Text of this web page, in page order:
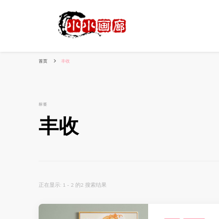
首页 丰收
标签
丰收
正在显示: 1 - 2 的2 搜索结果